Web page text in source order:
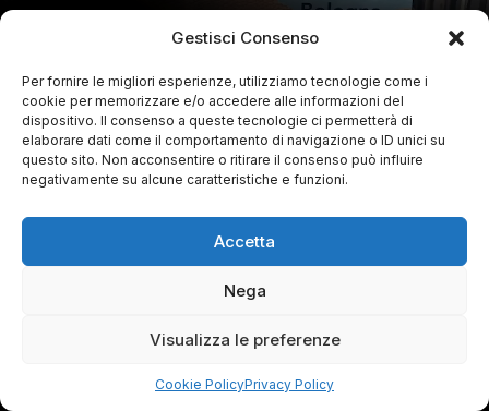
Gestisci Consenso
Per fornire le migliori esperienze, utilizziamo tecnologie come i
cookie per memorizzare e/o accedere alle informazioni del
dispositivo. Il consenso a queste tecnologie ci permetterà di
elaborare dati come il comportamento di navigazione o ID unici su
questo sito. Non acconsentire o ritirare il consenso può influire
negativamente su alcune caratteristiche e funzioni.
Accetta
Nega
Visualizza le preferenze
Cookie PolicyPrivacy Policy